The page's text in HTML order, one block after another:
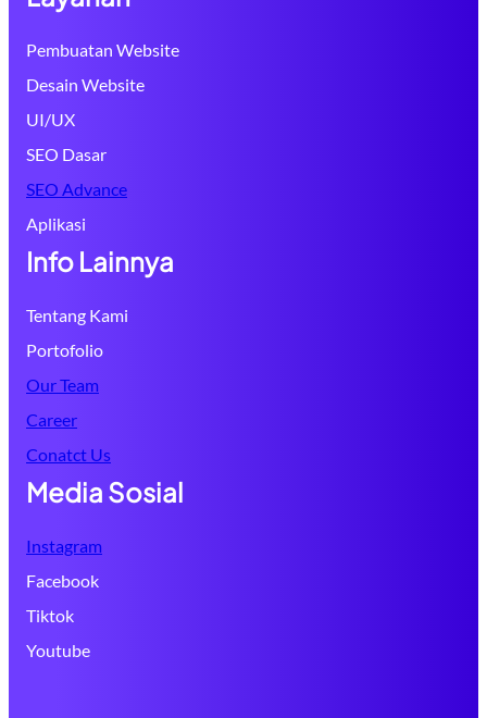
Pembuatan Website
Desain Website
UI/UX
SEO Dasar
SEO Advance
Aplikasi
Info Lainnya
Tentang Kami
Portofolio
Our Team
Career
Conatct Us
Media Sosial
Instagram
Facebook
Tiktok
Youtube